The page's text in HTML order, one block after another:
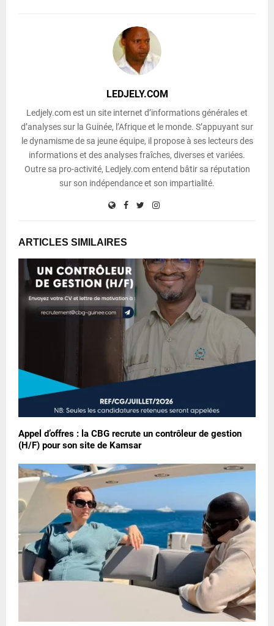
LEDJELY.COM
Ledjely.com est un site internet d’informations générales et
d’analyses sur la Guinée, l’Afrique et le monde. S’appuyant sur
le dynamisme de sa jeune équipe, il propose à ses lecteurs des
informations et des analyses fraîches, diverses et variées.
Outre sa pro-activité, Ledjely.com entend bâtir sa réputation
sur son indépendance et son impartialité.
ARTICLES SIMILAIRES
Appel d’offres : la CBG recrute un contrôleur de gestion
(H/F) pour son site de Kamsar